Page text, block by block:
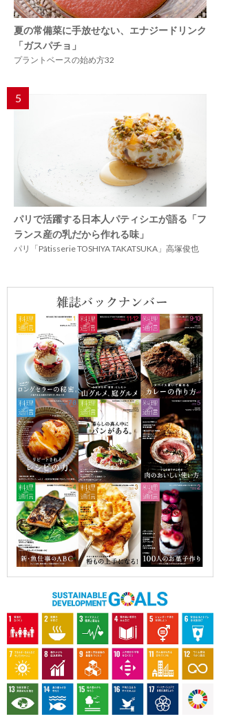
夏の常備菜に手放せない、エナジードリンク
「ガスパチョ」
プラントベースの始め方32
5
パリで活躍する日本人パティシエが語る「フ
ランス産の乳だから作れる味」
パリ「Pâtisserie TOSHIYA TAKATSUKA」高塚俊也